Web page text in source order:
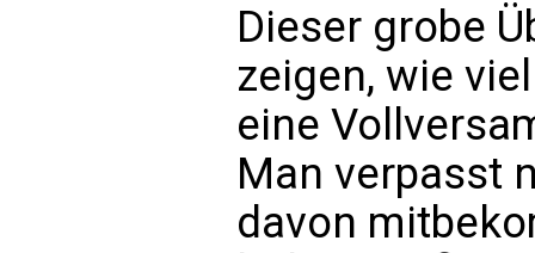
Dieser grobe
zeigen, wie
eine
Man verpasst
davon